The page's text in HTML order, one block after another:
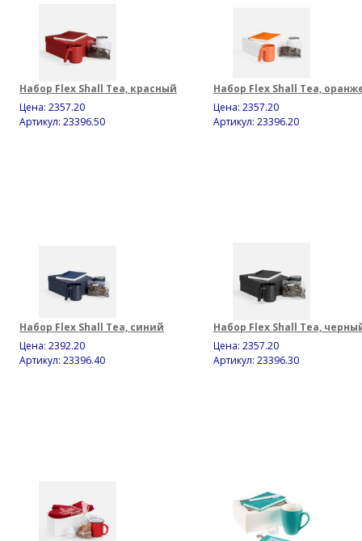
Набор Flex Shall Tea, красный
Цена: 2357.20
Артикул: 23396.50
Набор Flex Shall Tea,
Цена: 2357.20
Артикул: 23396.20
Набор Flex Shall Tea, синий
Цена: 2392.20
Артикул: 23396.40
Набор Flex Shall Tea,
Цена: 2357.20
Артикул: 23396.30